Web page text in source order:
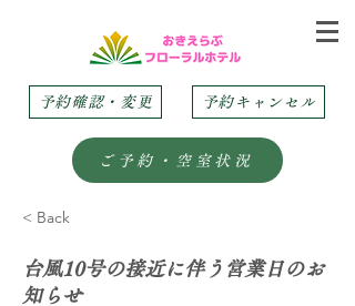
予約確認・変更 予約キャンセル
ご予約・空室状況
< Back
台風10号の接近に伴う営業日のお
知らせ